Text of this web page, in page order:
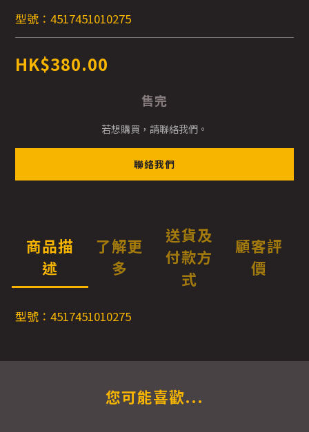
型號：4517451010275
HK$380.00
售完
若想購買，請聯絡我們。
聯絡我們
商品描
述
了解更
多
送貨及
付款方
式
顧客評
價
型號：4517451010275
您可能喜歡...